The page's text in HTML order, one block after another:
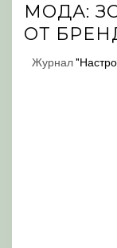
МОДА:
ОТ
Журнал